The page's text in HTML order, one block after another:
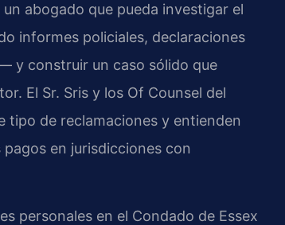
abogado que pueda investigar el
informes policiales, declaraciones
y construir un caso sólido que
El Sr. Sris y los Of Counsel del
tipo de reclamaciones y entienden
en jurisdicciones con
personales en el Condado de Essex